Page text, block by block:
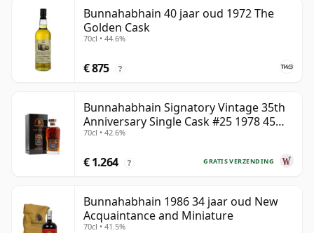
Bunnahabhain 40 jaar oud 1972 The
Golden Cask
70cl • 44.6%
€ 875 ?
Bunnahabhain Signatory Vintage 35th
Anniversary Single Cask #25 1978 45
jaar oud
70cl • 42.6%
GRATIS VERZENDING
€ 1.264 ?
Bunnahabhain 1986 34 jaar oud New
Acquaintance and Miniature
70cl • 41.5%